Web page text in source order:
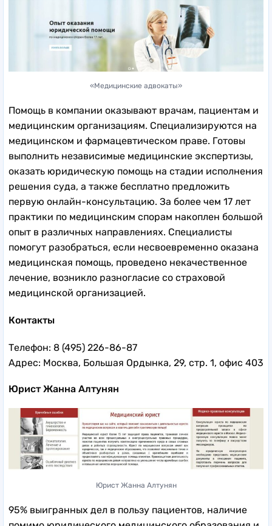
«Медицинские адвокаты»
Помощь в компании оказывают врачам, пациентам и
медицинским организациям. Специализируются на
медицинском и фармацевтическом праве. Готовы
выполнить независимые медицинские экспертизы,
оказать юридическую помощь на стадии исполнения
решения суда, а также бесплатно предложить
первую онлайн-консультацию. За более чем 17 лет
практики по медицинским спорам накоплен большой
опыт в различных направлениях. Специалисты
помогут разобраться, если несвоевременно оказана
медицинская помощь, проведено некачественное
лечение, возникло разногласие со страховой
медицинской организацией.
Контакты
Телефон: 8 (495) 226-86-87
Адрес: Москва, Большая Ордынка, 29, стр. 1, офис 403
Юрист Жанна Алтунян
Юрист Жанна Алтунян
95% выигранных дел в пользу пациентов, наличие